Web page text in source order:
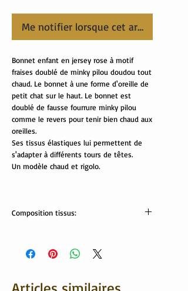
Me notifier lorsque cet article est
Bonnet enfant en jersey rose à motif
fraises doublé de minky pilou doudou tout
chaud. Le bonnet à une forme d'oreille de
petit chat sur le haut. Le bonnet est
doublé de fausse fourrure minky pilou
comme le revers pour tenir bien chaud aux
oreilles.
Ses tissus élastiques lui permettent de
s'adapter à différents tours de têtes.
Un modèle chaud et rigolo.
Composition tissus:
minky pilou: 100% polyester